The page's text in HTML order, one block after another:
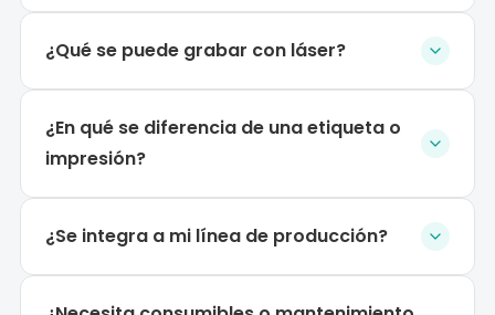
¿Qué se puede grabar con láser?
¿En qué se diferencia de una etiqueta o
impresión?
¿Se integra a mi línea de producción?